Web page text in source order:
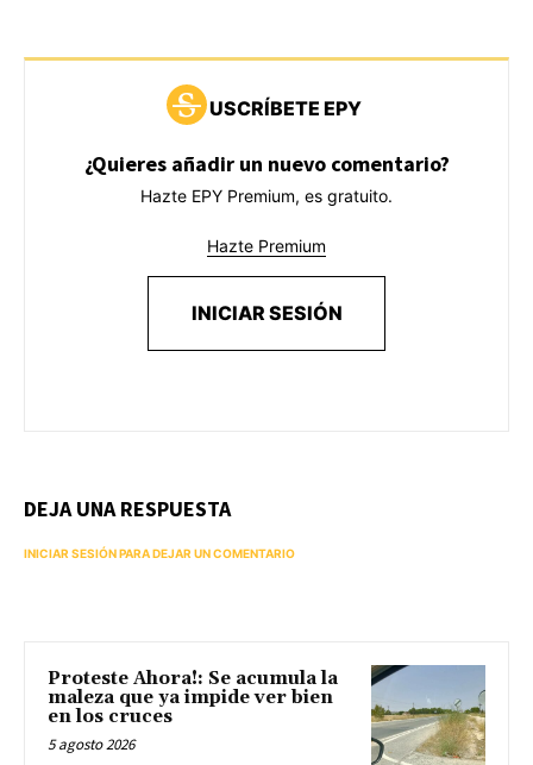
USCRÍBETE EPY
¿Quieres añadir un nuevo comentario?
Hazte EPY Premium, es gratuito.
Hazte Premium
INICIAR SESIÓN
DEJA UNA RESPUESTA
INICIAR SESIÓN PARA DEJAR UN COMENTARIO
Proteste Ahora!: Se acumula la
maleza que ya impide ver bien
en los cruces
5 agosto 2026